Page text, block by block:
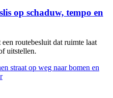
op schaduw, tempo en
routebesluit dat ruimte laat
uitstellen.